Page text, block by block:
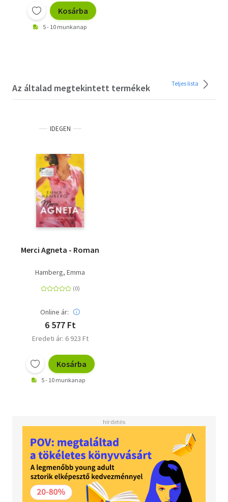
Kosárba
5 - 10 munkanap
Az általad megtekintett termékek Teljes lista
IDEGEN
Merci Agneta - Roman
Hamberg, Emma
Online ár:
6 577 Ft
Eredeti ár: 6 923 Ft
Kosárba
5 - 10 munkanap